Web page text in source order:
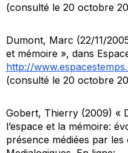
(consulté le 20 octobre
Dumont, Marc (22/11/
et mémoire », dans
http://
(consulté le 20 octobre
Gobert, Thierry (2009) «
l’espace et la mémoire:
présence médiées par